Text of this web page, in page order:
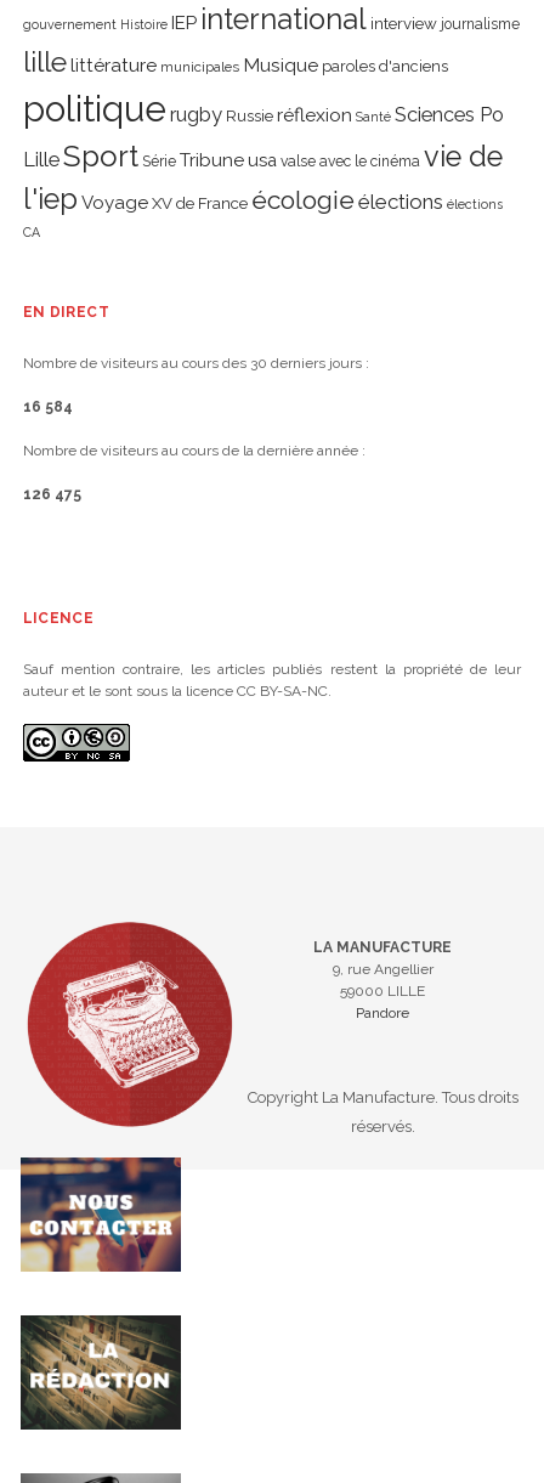
gouvernement Histoire IEP international interview journalisme
lillelittérature municipales Musique paroles d'anciens
politique rugby Russie réflexion Santé Sciences Po
LilleSport Série Tribune usa valse avec le cinéma vie de
l'iep Voyage XV de France écologie élections élections
CA
EN DIRECT
Nombre de visiteurs au cours des 30 derniers jours :
16 584
Nombre de visiteurs au cours de la dernière année :
126 475
LICENCE
Sauf mention contraire, les articles publiés restent la propriété de leur
auteur et le sont sous la licence CC BY-SA-NC.
LA MANUFACTURE
9, rue Angellier
59000 LILLE
Pandore
Copyright La Manufacture. Tous droits
réservés.